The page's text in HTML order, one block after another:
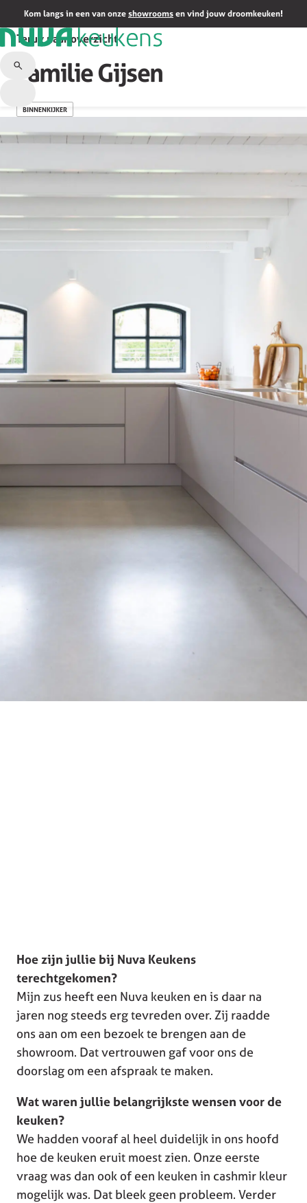
Kom langs in een van onze showrooms en vind jouw droomkeuken!
Terug naar overzicht
Familie Gijsen
BINNENKIJKER
Hoe zijn jullie bij Nuva Keukens
terechtgekomen?
Mijn zus heeft een Nuva keuken en is daar na
jaren nog steeds erg tevreden over. Zij raadde
ons aan om een bezoek te brengen aan de
showroom. Dat vertrouwen gaf voor ons de
doorslag om een afspraak te maken.
Wat waren jullie belangrijkste wensen voor de
keuken?
We hadden vooraf al heel duidelijk in ons hoofd
hoe de keuken eruit moest zien. Onze eerste
vraag was dan ook of een keuken in cashmir kleur
mogelijk was. Dat bleek geen probleem. Verder